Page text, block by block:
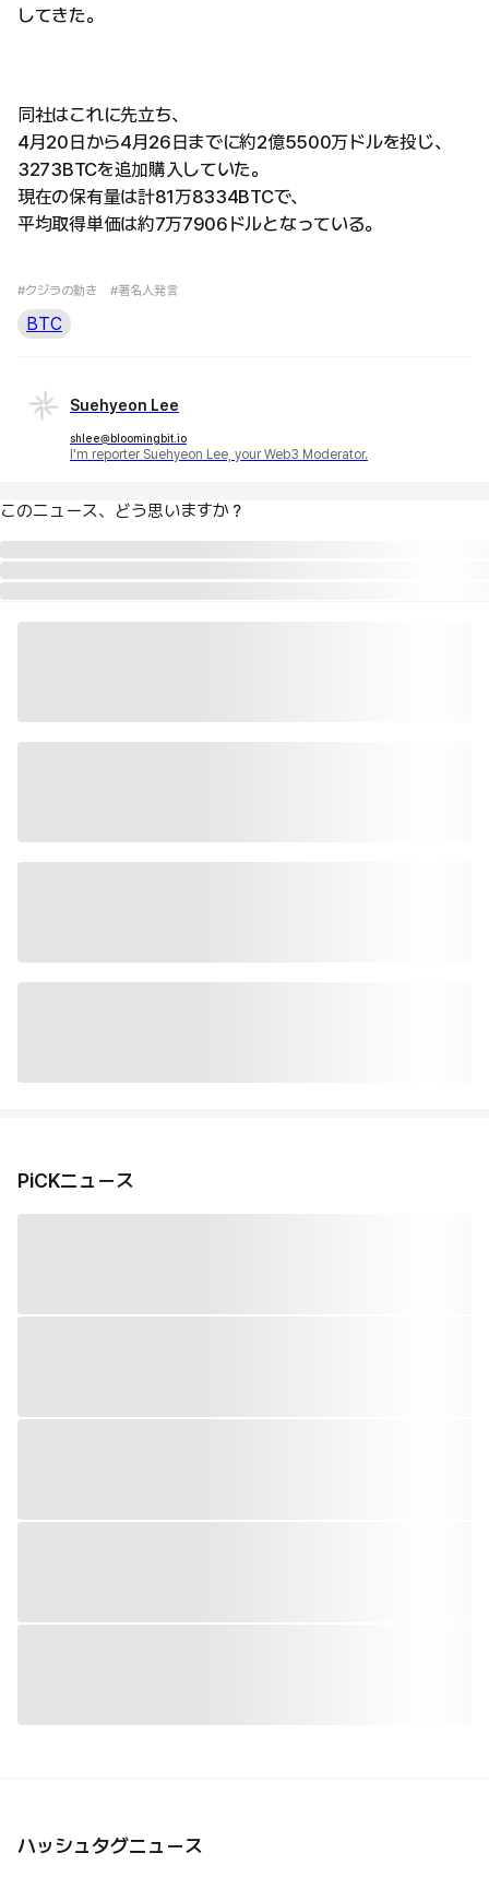
してきた。
同社はこれに先立ち、
4月20日から4月26日までに約2億5500万ドルを投じ、
3273BTCを追加購入していた。
現在の保有量は計81万8334BTCで、
平均取得単価は約7万7906ドルとなっている。
#クジラの動き #著名人発言
BTC
Suehyeon Lee
shlee@bloomingbit.io
I'm reporter Suehyeon Lee, your Web3 Moderator.
このニュース、どう思いますか？
PiCKニュース
ハッシュタグニュース